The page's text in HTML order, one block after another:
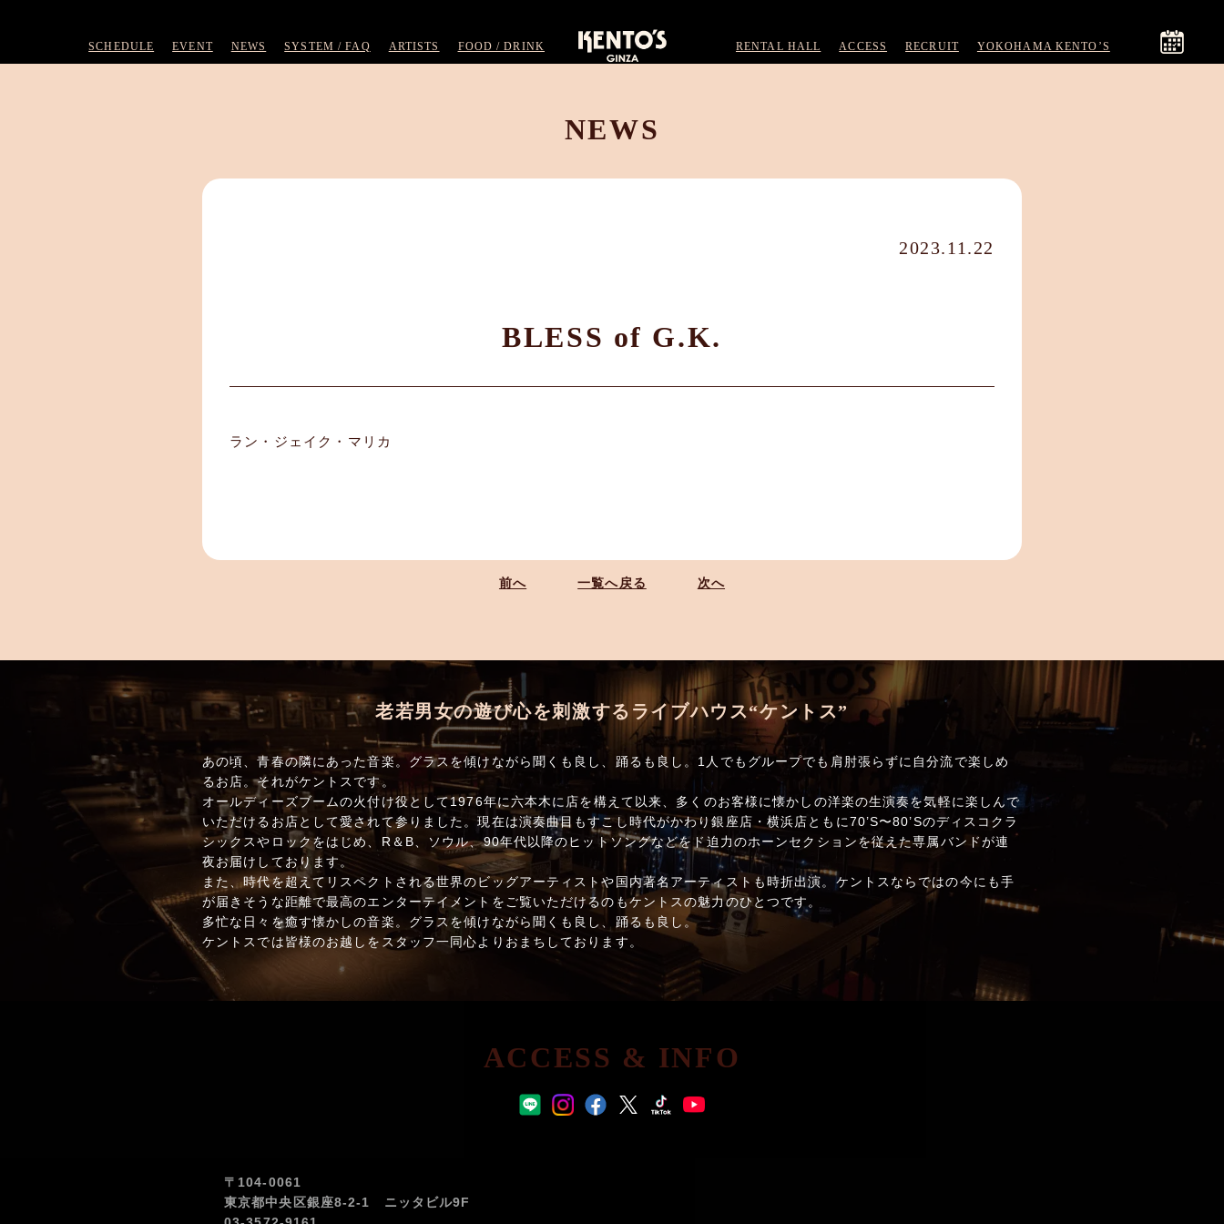
SCHEDULE EVENT NEWS SYSTEM / FAQ ARTISTS FOOD / DRINK RENTAL HALL ACCESS RECRUIT YOKOHAMA KENTO’S
NEWS
2023.11.22
BLESS of G.K.
ラン・ジェイク・マリカ
前へ 一覧へ戻る 次へ
老若男女の遊び心を刺激するライブハウス“ケントス”
あの頃、青春の隣にあった音楽。グラスを傾けながら聞くも良し、踊るも良し。1人でもグループでも肩肘張らずに自分流で楽しめ
るお店。それがケントスです。
オールディーズブームの火付け役として1976年に六本木に店を構えて以来、多くのお客様に懐かしの洋楽の生演奏を気軽に楽しんで
いただけるお店として愛されて参りました。現在は演奏曲目もすこし時代がかわり銀座店・横浜店ともに70’S〜80’Sのディスコクラ
シックスやロックをはじめ、R＆B、ソウル、90年代以降のヒットソングなどをド迫力のホーンセクションを従えた専属バンドが連
夜お届けしております。
また、時代を超えてリスペクトされる世界のビッグアーティストや国内著名アーティストも時折出演。ケントスならではの今にも手
が届きそうな距離で最高のエンターテイメントをご覧いただけるのもケントスの魅力のひとつです。
多忙な日々を癒す懐かしの音楽。グラスを傾けながら聞くも良し、踊るも良し。
ケントスでは皆様のお越しをスタッフ一同心よりおまちしております。
ACCESS & INFO
〒104-0061
東京都中央区銀座8-2-1 ニッタビル9F